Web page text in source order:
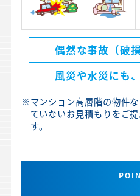
偶然な事故（破
風災や水災にも
※マンション高層階の物件
ていないお見積もりをご
す。